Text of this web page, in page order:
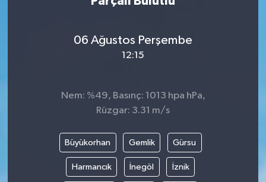
06 Ağustos Perşembe
12:15
Nem: %49, Basınç: 1013 hpa hPa,
Rüzgar: 3.31 m/s
Büyükorhan Gemlik Gürsu
Harmancık İnegöl İznik
Yaşam